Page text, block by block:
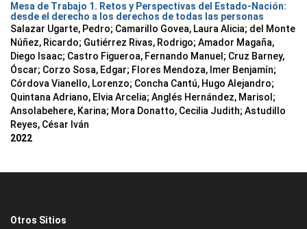
Mesa de Trabajo 1. Retos y Perspectivas del Estado-Nación:
desde el derecho a los derechos de todas las personas
Salazar Ugarte, Pedro; Camarillo Govea, Laura Alicia; del Monte
Núñez, Ricardo; Gutiérrez Rivas, Rodrigo; Amador Magaña,
Diego Isaac; Castro Figueroa, Fernando Manuel ; Cruz Barney,
Óscar; Corzo Sosa, Edgar; Flores Mendoza, Imer Benjamín;
Córdova Vianello, Lorenzo; Concha Cantú, Hugo Alejandro;
Quintana Adriano, Elvia Arcelia; Anglés Hernández, Marisol ;
Ansolabehere, Karina; Mora Donatto, Cecilia Judith; Astudillo
Reyes, César Iván
2022
Otros Sitios